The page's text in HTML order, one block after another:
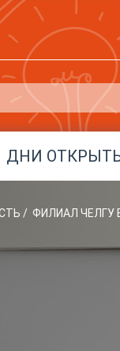
ДНИ
/ ФИЛИАЛ ЧЕЛГУ